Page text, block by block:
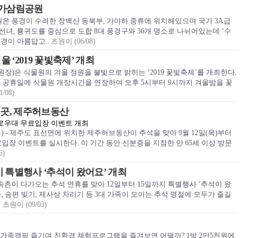
삼림공원
풍경이 수려한 장백산 동북부, 가야하 중류에 위치해있으며 국가 3A급
녀, 룡귀도를 중심으로 도합 8대 풍경구와 36개 명소로 나뉘어있는데 ‘수
이 아름답고.. 초원이 (06/08)
‘2019 꽃빛축제’ 개최
장)은 식물원의 겨울 정원을 불빛으로 밝히는 ‘2019 꽃빛축제’를 개최한다.
휴일에 식물원 개장시간을 연장하여 오후 5시부터 9시까지 겨울밤을 꽃
08)
, 제주허브동산
대 무료입장 이벤트 개최
- 제주도 표선면에 위치한 제주허브동산이 추석을 맞아 9월 12일(목)부터
장 이벤트를 실시한다. 이 기간 동안 신분증을 지참한 만 65세 이상 방문
별행사 ‘추석이 왔어요’ 개최
촌이 다가오는 추석 연휴를 맞아 12일부터 15일까지 특별행사 ‘추석이 왔
송편 빚기, 제사상 차리기 등 3대 가족이 모이는 추석 명절에 모두가 즐길
초원이 (09/03)
족캠핑 즐기며 친환경 체험프로그램을 즐겨보면 어떨까? 1박 2만5천원에